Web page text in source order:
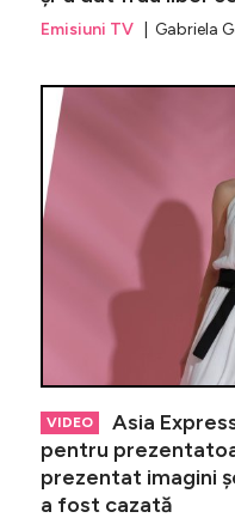
Emisiuni TV | Gabriela
pentru care Ella
VIDEO
Asia
pentru
prezentat imagini
a fost cazată